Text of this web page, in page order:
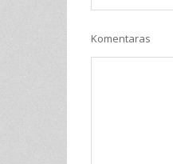
Komentaras